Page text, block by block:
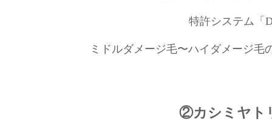
特許システム「
ミドルダメージ毛〜ハイダメージ
②カシミヤト